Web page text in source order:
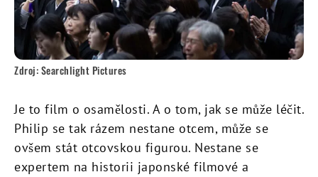
Zdroj: Searchlight Pictures
Je to film o osamělosti. A o tom, jak se může léčit.
Philip se tak rázem nestane otcem, může se
ovšem stát otcovskou figurou. Nestane se
expertem na historii japonské filmové a